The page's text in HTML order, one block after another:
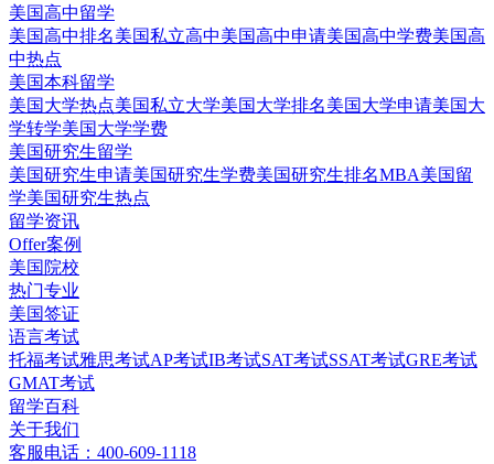
美国高中留学
美国高中排名美国私立高中美国高中申请美国高中学费美国高
中热点
美国本科留学
美国大学热点美国私立大学美国大学排名美国大学申请美国大
学转学美国大学学费
美国研究生留学
美国研究生申请美国研究生学费美国研究生排名MBA美国留
学美国研究生热点
留学资讯
Offer案例
美国院校
热门专业
美国签证
语言考试
托福考试雅思考试AP考试IB考试SAT考试SSAT考试GRE考试
GMAT考试
留学百科
关于我们
客服电话：400-609-1118